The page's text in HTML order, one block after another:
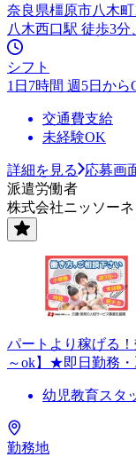
奈良県橿原市八木
八木西口駅 徒歩3
シフト
1日7時間 週5日から
交通費支給
未経験OK
詳細を見る
応募画
派遣労働者
株式会社ニッソー
パートより稼げる
～ok】★即日勤務
幼児教育スタ
勤務地